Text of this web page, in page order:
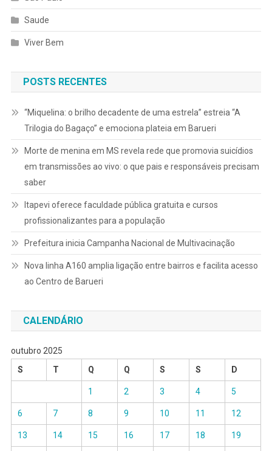
Saude
Viver Bem
POSTS RECENTES
“Miquelina: o brilho decadente de uma estrela” estreia “A
Trilogia do Bagaço” e emociona plateia em Barueri
Morte de menina em MS revela rede que promovia suicídios
em transmissões ao vivo: o que pais e responsáveis precisam
saber
Itapevi oferece faculdade pública gratuita e cursos
profissionalizantes para a população
Prefeitura inicia Campanha Nacional de Multivacinação
Nova linha A160 amplia ligação entre bairros e facilita acesso
ao Centro de Barueri
CALENDÁRIO
outubro 2025
S
T Q Q S S D
1 2 3 4 5
6 7 8 9 10 11 12
13 14 15 16 17 18 19